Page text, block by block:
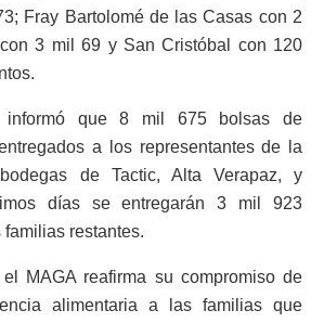
Fray Bartolomé de las Casas con 2
3 mil 69 y San Cristóbal con 120
informó que 8 mil 675 bolsas de
a los representantes de la
de Tactic, Alta Verapaz, y
días se entregarán 3 mil 923
restantes.
MAGA reafirma su compromiso de
alimentaria a las familias que